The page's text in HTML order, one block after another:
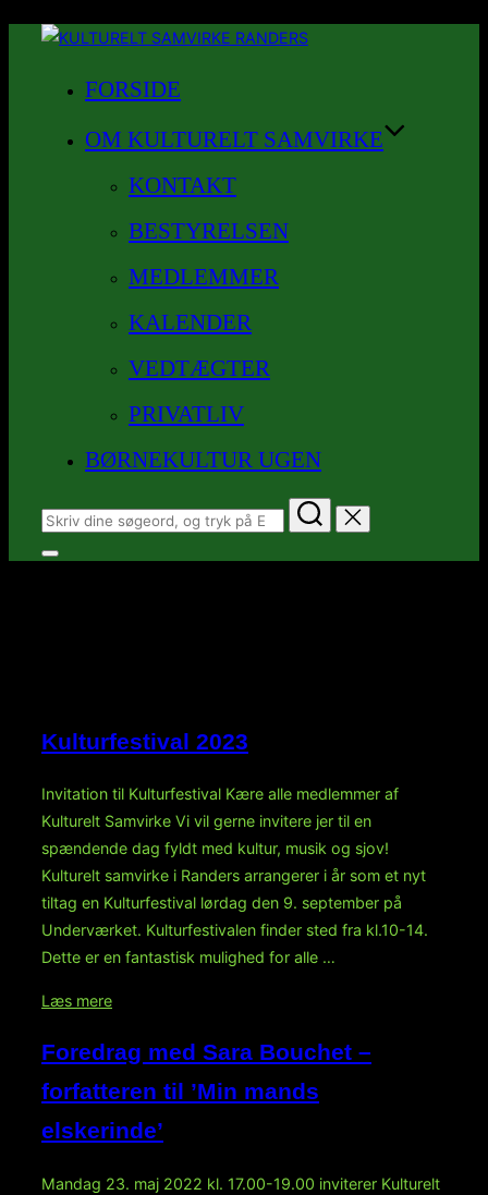
Videre
FORSIDE
OM KULTURELT SAMVIRKE
KONTAKT
BESTYRELSEN
MEDLEMMER
KALENDER
VEDTÆGTER
PRIVATLIV
BØRNEKULTUR UGEN
Søg
efter:
Slå
Kulturfestival 2023
Invitation til Kulturfestival Kære alle medlemmer af
Kulturelt Samvirke Vi vil gerne invitere jer til en
spændende dag fyldt med kultur, musik og sjov!
Kulturelt samvirke i Randers arrangerer i år som et nyt
tiltag en Kulturfestival lørdag den 9. september på
Underværket. Kulturfestivalen finder sted fra kl.10-14.
Dette er en fantastisk mulighed for alle …
Læs mere“Kulturfestival
Foredrag med Sara Bouchet –
forfatteren til ’Min mands
elskerinde’
Mandag 23. maj 2022 kl. 17.00-19.00 inviterer Kulturelt